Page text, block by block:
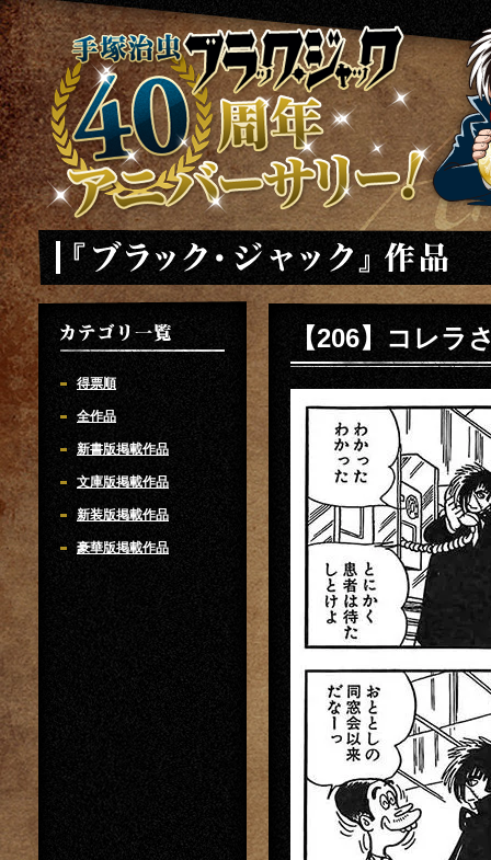
手塚治虫 ブラックジャック 40周年アニバーサリー
「ブラック・ジャック」
得票順
全作品
新書版掲載作品
文庫版掲載作品
新装版掲載作品
豪華版掲載作品
【206】コレラ